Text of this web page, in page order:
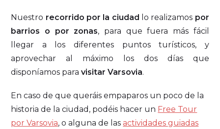
Nuestro recorrido por la ciudad lo realizamos por
barrios o por zonas, para que fuera más fácil
llegar a los diferentes puntos turísticos, y
aprovechar al máximo los dos días que
disponíamos paravisitar Varsovia.
En caso de que queráis empaparos un poco de la
historia de la ciudad, podéis hacer un Free Tour
por Varsovia, o alguna de lasactividades guiadas